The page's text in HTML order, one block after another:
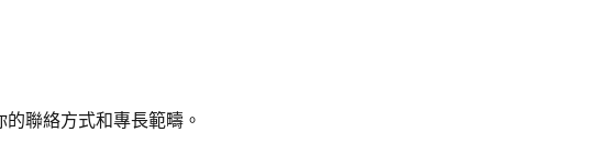
聯絡方式和專長範疇。